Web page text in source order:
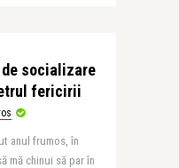
socializare
fericirii
anul frumos, în
mă chinui să par în